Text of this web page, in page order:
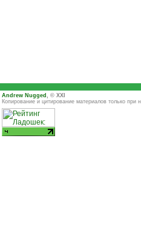
Andrew Nugged , © XXI
Копирование и цитирование материалов только при